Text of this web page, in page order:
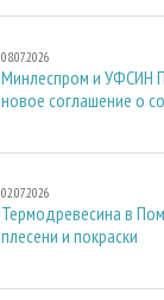
08.07.2026
Минлеспром и УФСИН
новое соглашение о
02.07.2026
Термодревесина в
плесени и покраски